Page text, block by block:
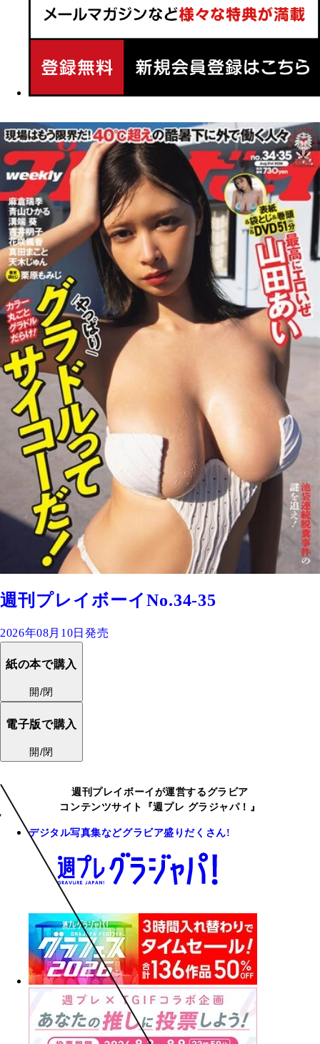
週刊プレイボーイNo.34-35
2026年08月10日発売
紙の本で購入
開/閉
電子版で購入
開/閉
週刊プレイボーイが運営するグラビア
コンテンツサイト『週プレ グラジャパ！』
デジタル写真集などグラビア盛りだくさん!